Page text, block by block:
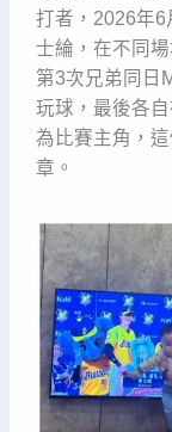
打者，2026年6
士綸，在不同
第3次兄弟同日
玩球，最後各
為比賽主角，
章。